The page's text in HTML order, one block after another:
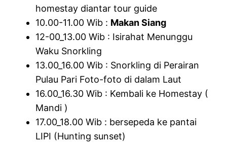
homestay diantar tour guide
10.00-11.00 Wib : Makan Siang
12-00_13.00 Wib : Isirahat Menunggu
Waku Snorkling
13.00_16.00 Wib : Snorkling di Perairan
Pulau Pari Foto-foto di dalam Laut
16.00_16.30 Wib : Kembali ke Homestay (
Mandi )
17.00_18.00 Wib : bersepeda ke pantai
LIPI (Hunting sunset)